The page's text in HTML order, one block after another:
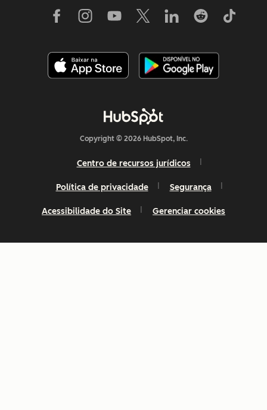
Copyright © 2026 HubSpot, Inc.
Centro de recursos jurídicos
Política de privacidade Segurança
Acessibilidade do Site Gerenciar cookies